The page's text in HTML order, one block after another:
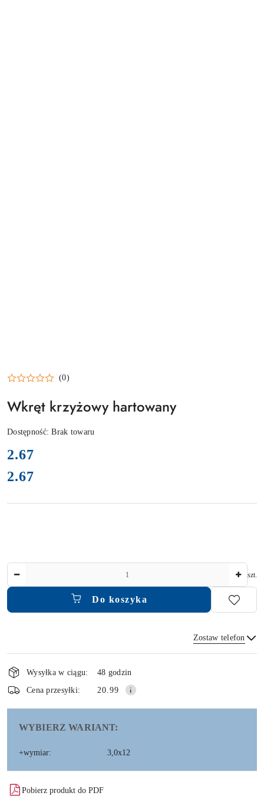
(0)
Wkręt krzyżowy hartowany
Dostępność:Brak towaru
cena:
2.67
Cena:
2.67
szt.
Do koszyka
Zostaw telefon
Wyślij
Dostępność
i
dostawa
Wysyłka w ciągu:
48 godzin
Cena przesyłki:
20.99
WYBIERZ WARIANT:
+wymiar: 3,0x12
Pobierz produkt do PDF